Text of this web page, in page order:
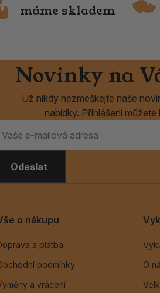
máme skladem
Novinky na
Už nikdy nezmeškejte naše
nabídky. Přihlášení
Odeslat
o nákupu
a platba
podmínky
a vrácení
O